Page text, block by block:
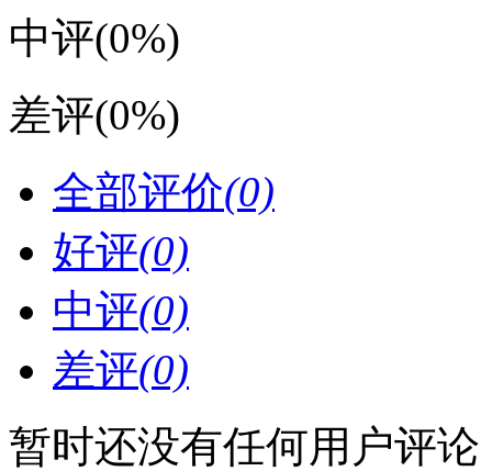
中评(0%)
差评(0%)
全部评价(0)
好评(0)
中评(0)
差评(0)
暂时还没有任何用户评论